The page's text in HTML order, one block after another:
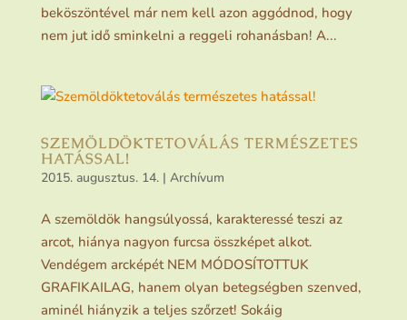
beköszöntével már nem kell azon aggódnod, hogy
nem jut idő sminkelni a reggeli rohanásban! A...
SZEMÖLDÖKTETOVÁLÁS TERMÉSZETES
HATÁSSAL!
2015. augusztus. 14.| Archívum
A szemöldök hangsúlyossá, karakteressé teszi az
arcot, hiánya nagyon furcsa összképet alkot.
Vendégem arcképét NEM MÓDOSÍTOTTUK
GRAFIKAILAG, hanem olyan betegségben szenved,
aminél hiányzik a teljes szőrzet! Sokáig